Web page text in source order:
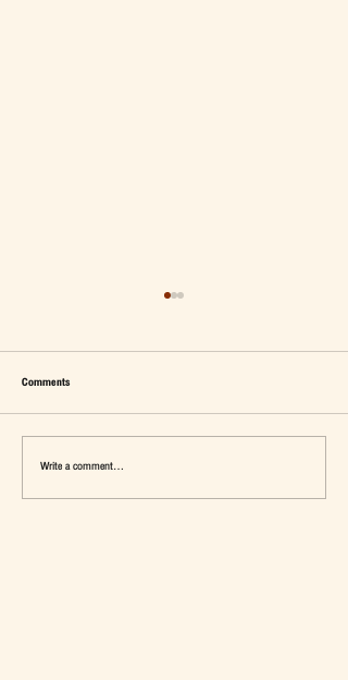
เมื่อ Self-concept ถูกเติมเต็ม Fashion อาจ
จะไม่ใช่คำตอบ
Comments
Write a comment...